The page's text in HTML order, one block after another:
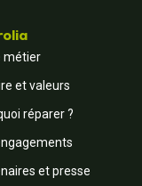
métier
et valeurs
réparer ?
et presse